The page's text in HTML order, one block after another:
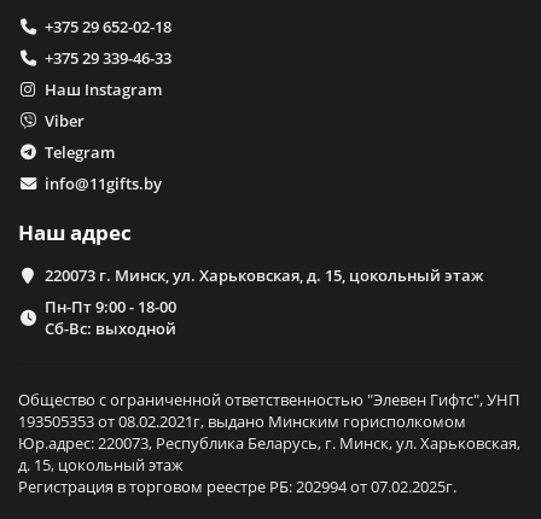
+375 29 652-02-18
+375 29 339-46-33
Наш Instagram
Viber
Telegram
info@11gifts.by
Наш адрес
220073 г. Минск, ул. Харьковская, д. 15, цокольный этаж
Пн-Пт 9:00 - 18-00
Сб-Вс: выходной
Общество с ограниченной ответственностью "Элевен Гифтс", УНП
193505353 от 08.02.2021г, выдано Минским горисполкомом
Юр.адрес: 220073, Республика Беларусь, г. Минск, ул. Харьковская,
д. 15, цокольный этаж
Регистрация в торговом реестре РБ: 202994 от 07.02.2025г.